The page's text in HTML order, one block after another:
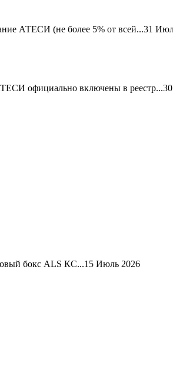
АТЕСИ (не более 5% от всей...31
официально включены в реестр...
бокс ALS КС...15 Июль 2026